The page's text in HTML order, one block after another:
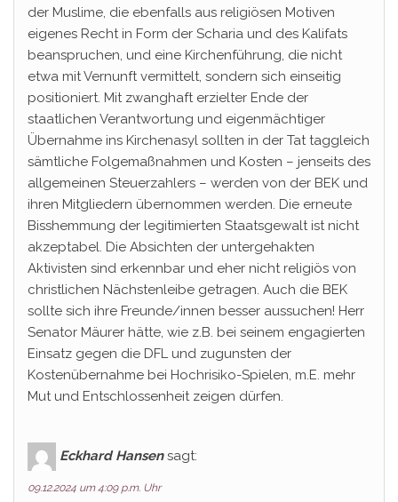
der Muslime, die ebenfalls aus religiösen Motiven
eigenes Recht in Form der Scharia und des Kalifats
beanspruchen, und eine Kirchenführung, die nicht
etwa mit Vernunft vermittelt, sondern sich einseitig
positioniert. Mit zwanghaft erzielter Ende der
staatlichen Verantwortung und eigenmächtiger
Übernahme ins Kirchenasyl sollten in der Tat taggleich
sämtliche Folgemaßnahmen und Kosten – jenseits des
allgemeinen Steuerzahlers – werden von der BEK und
ihren Mitgliedern übernommen werden. Die erneute
Bisshemmung der legitimierten Staatsgewalt ist nicht
akzeptabel. Die Absichten der untergehakten
Aktivisten sind erkennbar und eher nicht religiös von
christlichen Nächstenleibe getragen. Auch die BEK
sollte sich ihre Freunde/innen besser aussuchen! Herr
Senator Mäurer hätte, wie z.B. bei seinem engagierten
Einsatz gegen die DFL und zugunsten der
Kostenübernahme bei Hochrisiko-Spielen, m.E. mehr
Mut und Entschlossenheit zeigen dürfen.
Eckhard Hansen sagt:
09.12.2024 um 4:09 p.m. Uhr